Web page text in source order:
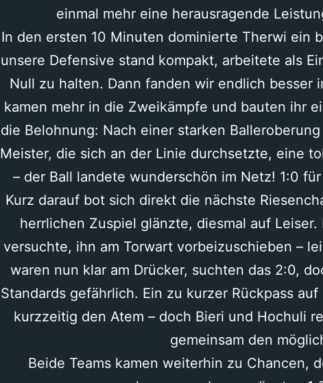
einmal mehr eine herausragende
In den ersten 10 Minuten dominierte Therwi ein
unsere Defensive stand kompakt, arbeitete als
Null zu halten. Dann fanden wir endlich besser
kamen mehr in die Zweikämpfe und bauten ihr
die Belohnung: Nach einer starken
Meister, die sich an der Linie durchsetzte, eine
– der Ball landete wunderschön im Netz! 1:0
Kurz darauf bot sich direkt die nächste
herrlichen Zuspiel glänzte, diesmal auf
versuchte, ihn am Torwart vorbeizuschieben –
waren nun klar am Drücker, suchten das 2:0,
Standards gefährlich. Ein zu kurzer Rückpass
kurzzeitig den Atem – doch Bieri und Hochuli
gemeinsam den
Beide Teams kamen weiterhin zu Chancen,